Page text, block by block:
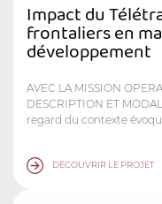
Impact du
frontaliers en
développement
AVEC LA MISSION
DESCRIPTION ET
regard du contexte
DÉCOUVRIR LE PROJET